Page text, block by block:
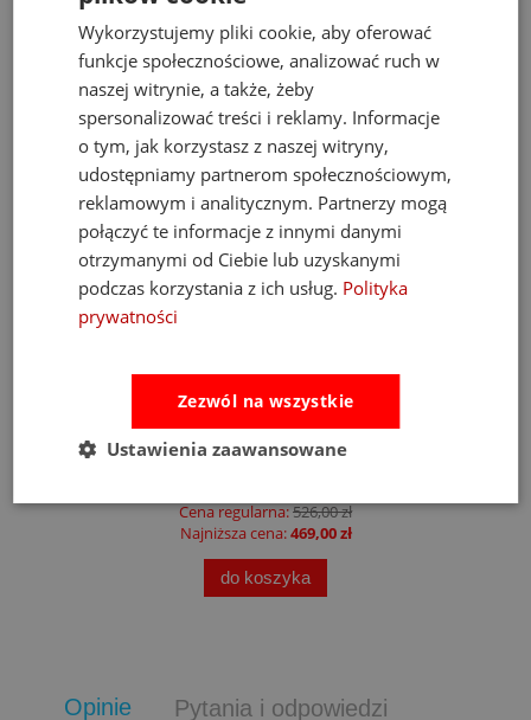
Fat Brain Toys dmuchawa do piłek Air Toobz
Cena regularna:526,00 zł
Najniższa cena:469,00 zł
do koszyka
Opinie Pytania i odpowiedzi
Wykorzystujemy pliki cookie, aby oferować
funkcje społecznościowe, analizować ruch w
naszej witrynie, a także, żeby
spersonalizować treści i reklamy. Informacje
o tym, jak korzystasz z naszej witryny,
udostępniamy partnerom społecznościowym,
reklamowym i analitycznym. Partnerzy mogą
połączyć te informacje z innymi danymi
otrzymanymi od Ciebie lub uzyskanymi
podczas korzystania z ich usług. Polityka
prywatności
Zezwól na wszystkie
Ustawienia zaawansowane